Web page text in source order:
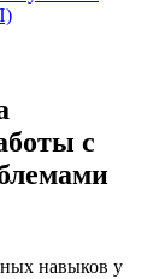
с
навыков у